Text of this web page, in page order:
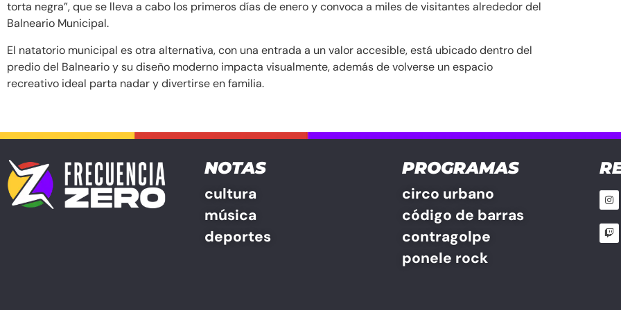
torta negra”, que se lleva a cabo los primeros días de enero y convoca a miles de visitantes alrededor del
Balneario Municipal.
El natatorio municipal es otra alternativa, con una entrada a un valor accesible, está ubicado dentro del
predio del Balneario y su diseño moderno impacta visualmente, además de volverse un espacio
recreativo ideal parta nadar y divertirse en familia.
NOTAS
cultura
música
deportes
PROGRAMAS
circo urbano
código de barras
contragolpe
ponele rock